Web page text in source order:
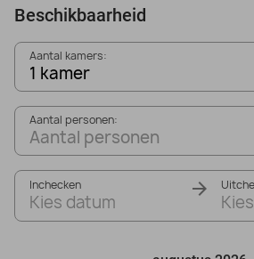
Beschikbaarheid
Aantal kamers:
1 kamer
Aantal personen:
Aantal personen
Inchecken
Kies datum